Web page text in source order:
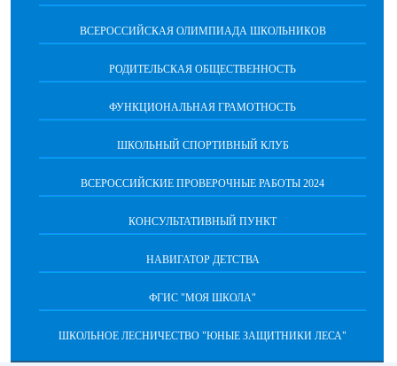
ВСЕРОССИЙСКАЯ ОЛИМПИАДА ШКОЛЬНИКОВ
РОДИТЕЛЬСКАЯ ОБЩЕСТВЕННОСТЬ
ФУНКЦИОНАЛЬНАЯ ГРАМОТНОСТЬ
ШКОЛЬНЫЙ СПОРТИВНЫЙ КЛУБ
ВСЕРОССИЙСКИЕ ПРОВЕРОЧНЫЕ РАБОТЫ 2024
КОНСУЛЬТАТИВНЫЙ ПУНКТ
НАВИГАТОР ДЕТСТВА
ФГИС "МОЯ ШКОЛА"
ШКОЛЬНОЕ ЛЕСНИЧЕСТВО "ЮНЫЕ ЗАЩИТНИКИ ЛЕСА"